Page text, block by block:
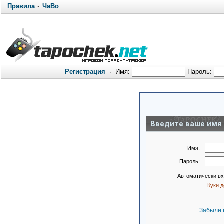
Правила· ЧаВо
Регистрация · Имя: Пароль:
Введите ваше имя
Имя:
Пароль:
Автоматически
Куки
Забыли